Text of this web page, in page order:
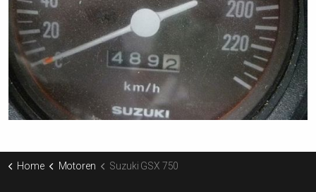
Home Motoren Suzuki GSX 750